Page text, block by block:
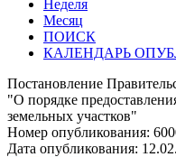
Неделя
Месяц
ПОИСК
КАЛЕНДАРЬ
Постановление
"О порядке
земельных участков"
Номер опубликования:
Дата опубликования: